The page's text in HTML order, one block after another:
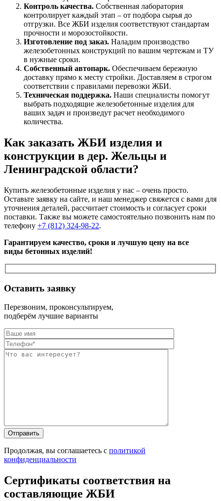
Контроль качества. Собственная лаборатория
контролирует каждый этап – от подбора сырья до
отгрузки. Все ЖБИ изделия соответствуют стандартам
прочности и морозостойкости.
Изготовление под заказ. Наладим производство
железобетонных конструкций по вашим чертежам и ТУ
в нужные сроки.
Собственный автопарк. Обеспечиваем бережную
доставку прямо к месту стройки. Доставляем в строгом
соответствии с правилами перевозки ЖБИ.
Техническая поддержка. Наши специалисты помогут
выбрать подходящие железобетонные изделия для
ваших задач и произведут расчет необходимого
количества.
Как заказать ЖБИ изделия и
конструкции в дер. Жельцы и
Ленинградской области?
Купить железобетонные изделия у нас – очень просто.
Оставьте заявку на сайте, и наш менеджер свяжется с вами для
уточнения деталей, рассчитает стоимость и согласует сроки
поставки. Также вы можете самостоятельно позвонить нам по
телефону +7 (812) 324-98-22.
Гарантируем качество, сроки и лучшую цену на все
виды бетонных изделий!
Оставить заявку
Перезвоним, проконсультируем,
подберём лучшие варианты
Продолжая, вы соглашаетесь с политикой
конфиденциальности
Сертификаты соответствия на
составляющие ЖБИ